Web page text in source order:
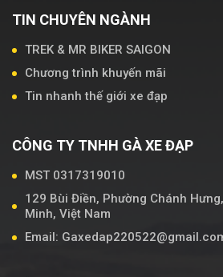
TIN CHUYÊN NGÀNH
TREK & MR BIKER SAIGON
Chương trình khuyến mãi
Tin nhanh thế giới xe đạp
CÔNG TY TNHH GÀ XE ĐẠP
MST 0317319010
129 Bùi Điền, Phường Chánh
Minh, Việt Nam
Email: